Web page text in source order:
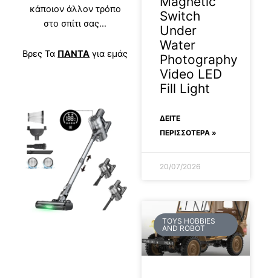
κάποιον άλλον τρόπο
στο σπίτι σας…
Βρες Τα ΠΑΝΤΑ για εμάς
Switch
Under
Water
Photography
Video LED
Fill Light
ΔΕΊΤΕ
ΠΕΡΙΣΣΟΤΕΡΑ »
20/07/2026
TOYS HOBBIES
AND ROBOT